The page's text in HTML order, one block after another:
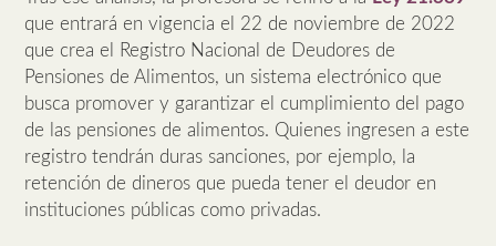
que entrará en vigencia el 22 de noviembre de 2022
que crea el Registro Nacional de Deudores de
Pensiones de Alimentos, un sistema electrónico que
busca promover y garantizar el cumplimiento del pago
de las pensiones de alimentos. Quienes ingresen a este
registro tendrán duras sanciones, por ejemplo, la
retención de dineros que pueda tener el deudor en
instituciones públicas como privadas.